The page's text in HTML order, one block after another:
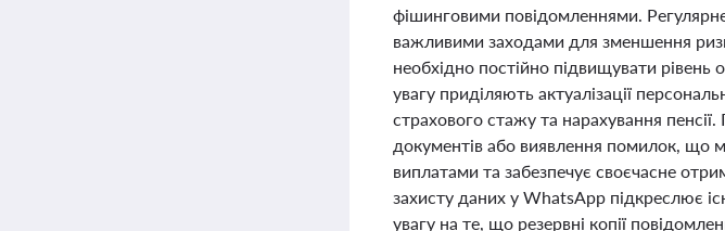
фішинговими повідомленнями.
важливими заходами для зменшення
необхідно постійно підвищувати рівень
увагу приділяють актуалізації
страхового стажу та нарахування
документів або виявлення помилок, що
виплатами та забезпечує своєчасне
захисту даних у WhatsApp підкреслює
увагу на те, що резервні копії